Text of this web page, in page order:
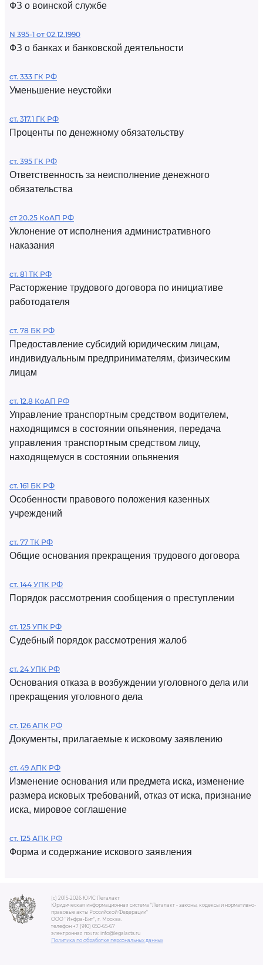
ФЗ о воинской службе
N 395-1 от 02.12.1990
ФЗ о банках и банковской деятельности
ст. 333 ГК РФ
Уменьшение неустойки
ст. 317.1 ГК РФ
Проценты по денежному обязательству
ст. 395 ГК РФ
Ответственность за неисполнение денежного
обязательства
ст 20.25 КоАП РФ
Уклонение от исполнения административного
наказания
ст. 81 ТК РФ
Расторжение трудового договора по инициативе
работодателя
ст. 78 БК РФ
Предоставление субсидий юридическим лицам,
индивидуальным предпринимателям, физическим
лицам
ст. 12.8 КоАП РФ
Управление транспортным средством водителем,
находящимся в состоянии опьянения, передача
управления транспортным средством лицу,
находящемуся в состоянии опьянения
ст. 161 БК РФ
Особенности правового положения казенных
учреждений
ст. 77 ТК РФ
Общие основания прекращения трудового договора
ст. 144 УПК РФ
Порядок рассмотрения сообщения о преступлении
ст. 125 УПК РФ
Судебный порядок рассмотрения жалоб
ст. 24 УПК РФ
Основания отказа в возбуждении уголовного дела или
прекращения уголовного дела
ст. 126 АПК РФ
Документы, прилагаемые к исковому заявлению
ст. 49 АПК РФ
Изменение основания или предмета иска, изменение
размера исковых требований, отказ от иска, признание
иска, мировое соглашение
ст. 125 АПК РФ
Форма и содержание искового заявления
(c) 2015-2026 ЮИС Легалакт
Юридическая информационная система "Легалакт - законы, кодексы и нормативно-
правовые акты Российской Федерации"
ООО "Инфра-Бит", г. Москва.
телефон +7 (910) 050-65-67
электронная почта: info@legalacts.ru
Политика по обработке персональных данных